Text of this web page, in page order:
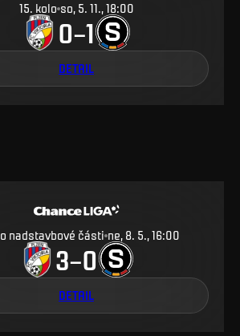
15. kolo so, 5. 11., 18:00
0–1
DETAIL
nadstavbové části ne, 8. 5., 16:00
3–0
DETAIL